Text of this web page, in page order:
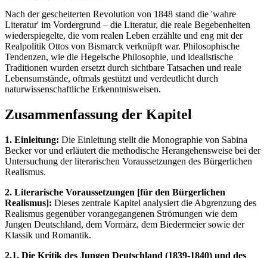
Nach der gescheiterten Revolution von 1848 stand die 'wahre
Literatur' im Vordergrund – die Literatur, die reale Begebenheiten
wiederspiegelte, die vom realen Leben erzählte und eng mit der
Realpolitik Ottos von Bismarck verknüpft war. Philosophische
Tendenzen, wie die Hegelsche Philosophie, und idealistische
Traditionen wurden ersetzt durch sichtbare Tatsachen und reale
Lebensumstände, oftmals gestützt und verdeutlicht durch
naturwissenschaftliche Erkenntnisweisen.
Zusammenfassung der Kapitel
1. Einleitung: Die Einleitung stellt die Monographie von Sabina
Becker vor und erläutert die methodische Herangehensweise bei der
Untersuchung der literarischen Voraussetzungen des Bürgerlichen
Realismus.
2. Literarische Voraussetzungen [für den Bürgerlichen
Realismus]: Dieses zentrale Kapitel analysiert die Abgrenzung des
Realismus gegenüber vorangegangenen Strömungen wie dem
Jungen Deutschland, dem Vormärz, dem Biedermeier sowie der
Klassik und Romantik.
2.1. Die Kritik des Jungen Deutschland (1839-1840) und des